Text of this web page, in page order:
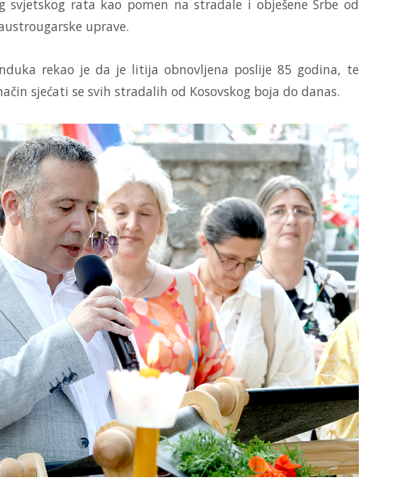
svjetskog rata kao pomen na stradale i obješene Srbe od
uprave.
rekao je da je litija obnovljena poslije 85 godina, te
sjećati se svih stradalih od Kosovskog boja do danas.